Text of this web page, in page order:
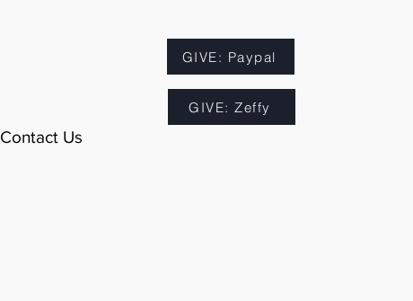
GIVE: Paypal
GIVE: Zeffy
Contact Us